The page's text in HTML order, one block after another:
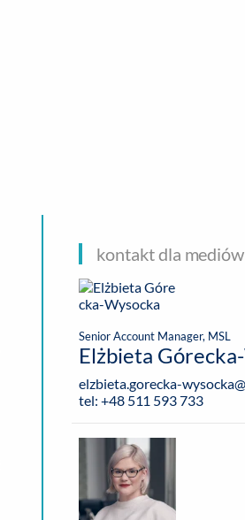
kontakt dla mediów
Senior Account Manager, MSL
Elżbieta
elzbieta.gorecka-
tel: +48 511 593 733